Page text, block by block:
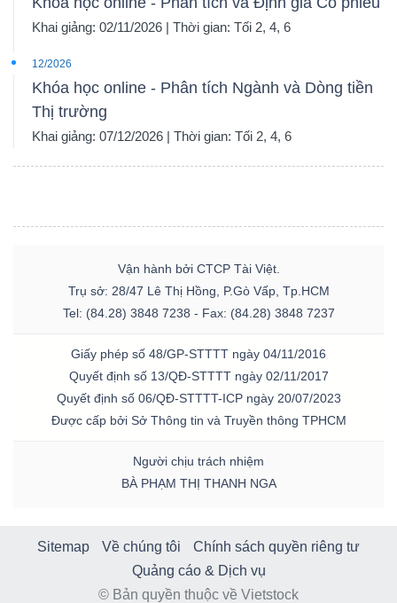
Khai giảng: 02/11/2026 | Thời gian: Tối 2, 4, 6
12/2026
Khóa học online - Phân tích Ngành và Dòng tiền
Thị trường
Khai giảng: 07/12/2026 | Thời gian: Tối 2, 4, 6
Vận hành bởi CTCP Tài Việt.
Trụ sở: 28/47 Lê Thị Hồng, P.Gò Vấp, Tp.HCM
Tel: (84.28) 3848 7238 - Fax: (84.28) 3848 7237
Giấy phép số 48/GP-STTTT ngày 04/11/2016
Quyết định số 13/QĐ-STTTT ngày 02/11/2017
Quyết định số 06/QĐ-STTTT-ICP ngày 20/07/2023
Được cấp bởi Sở Thông tin và Truyền thông TPHCM
Người chịu trách nhiệm
BÀ PHẠM THỊ THANH NGA
Sitemap Về chúng tôi
Chính sách quyền riêng tư
Quảng cáo & Dịch vụ
© Bản quyền thuộc về Vietstock